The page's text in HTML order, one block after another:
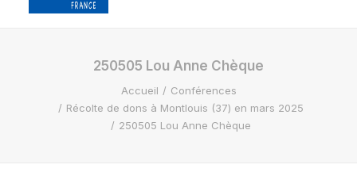
COMPRENDRE LA STB
SOIGNER LA STB
VIVRE AVEC LA STB
250505 Lou Anne Chèque
Accueil
Conférences
Récolte de dons à Montlouis (37) en mars 2025
250505 Lou Anne Chèque